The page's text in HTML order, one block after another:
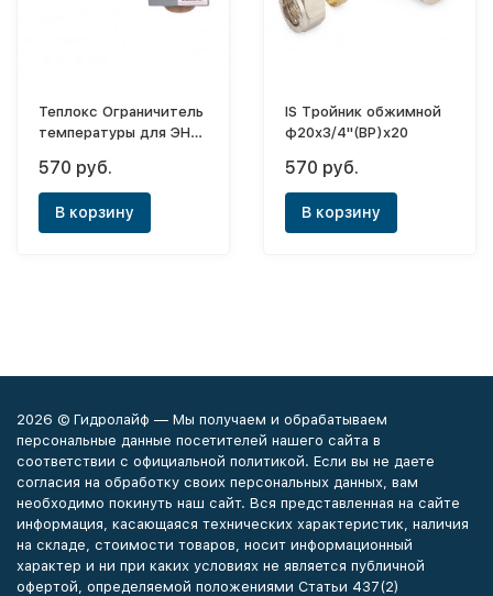
Теплокс Ограничитель
температуры для ЭНВ-
570 руб.
В корзину
IS Тройник обжимной
ф20х3/4"(ВР)х20
570 руб.
В корзину
2026 © Гидролайф — Мы получаем и обрабатываем
персональные данные посетителей нашего сайта в
соответствии с официальной политикой. Если вы не даете
согласия на обработку своих персональных данных, вам
необходимо покинуть наш сайт. Вся представленная на сайте
информация, касающаяся технических характеристик, наличия
на складе, стоимости товаров, носит информационный
характер и ни при каких условиях не является публичной
офертой, определяемой положениями Статьи 437(2)